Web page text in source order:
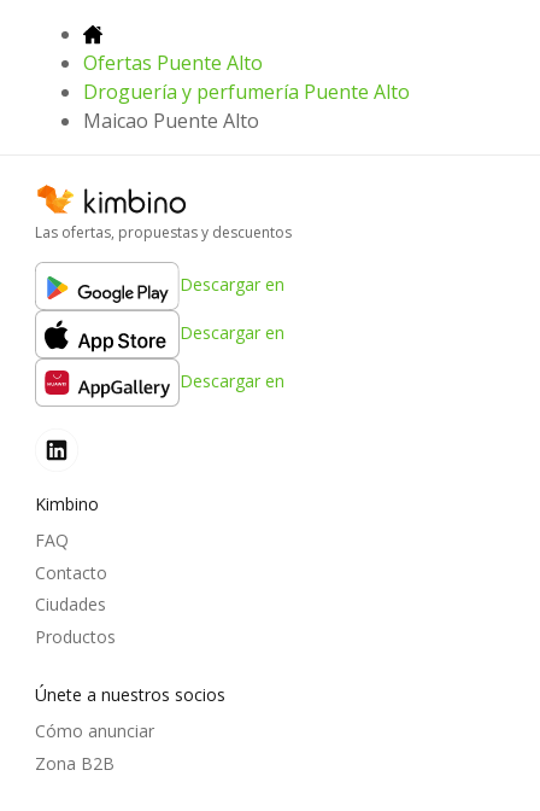
Ofertas Puente Alto
Droguería y perfumería Puente Alto
Maicao Puente Alto
Las ofertas, propuestas y descuentos
Descargar en
Descargar en
Descargar en
Kimbino
FAQ
Contacto
Ciudades
Productos
Únete a nuestros socios
Cómo anunciar
Zona B2B